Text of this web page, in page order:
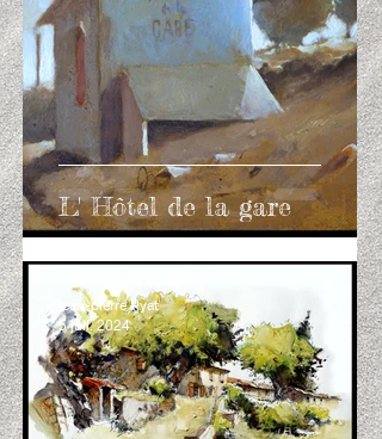
L' Hôtel de la gare
jean-pierre Pyat
5 juil. 2024